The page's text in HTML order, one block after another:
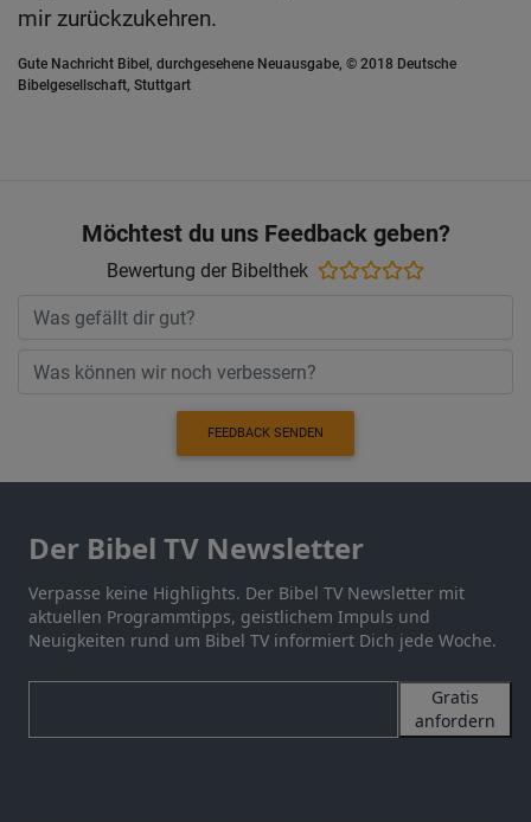
mir zurückzukehren.
Gute Nachricht Bibel, durchgesehene Neuausgabe, © 2018 Deutsche
Bibelgesellschaft, Stuttgart
Möchtest du uns Feedback geben?
Bewertung der Bibelthek
FEEDBACK SENDEN
Der Bibel TV Newsletter
Verpasse keine Highlights. Der Bibel TV Newsletter mit
aktuellen Programmtipps, geistlichem Impuls und
Neuigkeiten rund um Bibel TV informiert Dich jede Woche.
Gratis
anfordern